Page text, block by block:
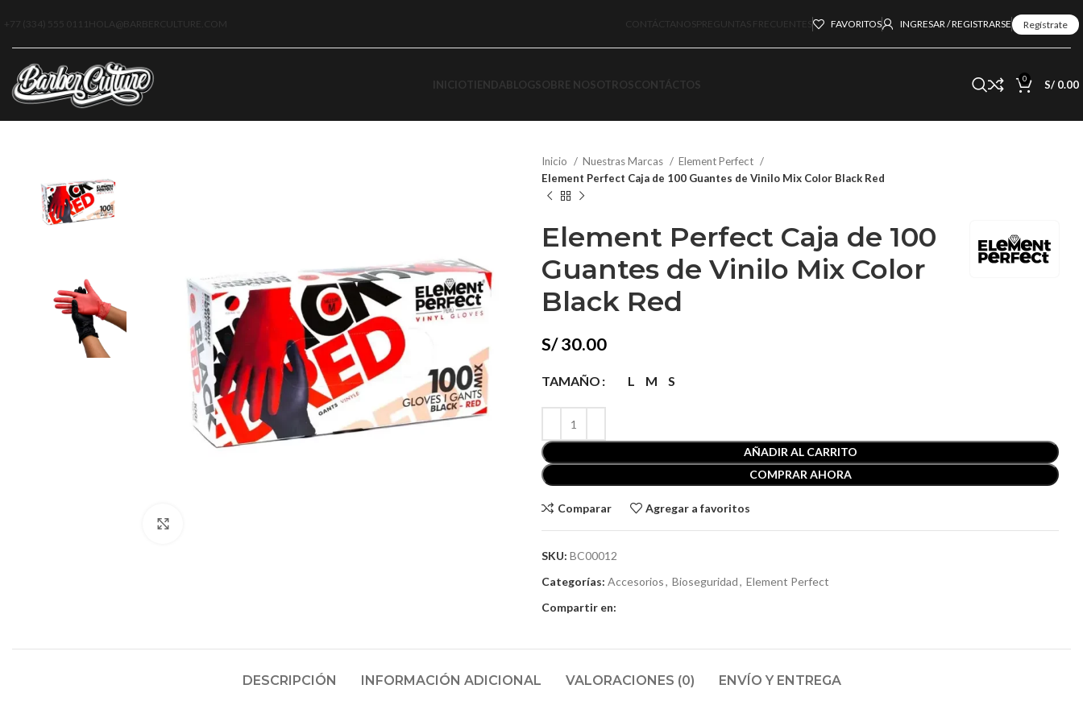
+77 (334) 555 0111 HOLA@BARBERCULTURE.COM CONTÁCTANOS PREGUNTAS FRECUENTES FAVORITOS INGRESAR / REGISTRARSE Regístrate
INICIOTIENDABLOGSOBRE NOSOTROSCONTÁCTOS 0 S/ 0.00
Inicio Nuestras Marcas
Element Perfect
Element Perfect Caja de 100 Guantes de Vinilo Mix Color Black Red
Element Perfect Caja de 100
Guantes de Vinilo Mix Color
Black Red
S/30.00
TAMAÑO L M S
AÑADIR AL CARRITO
COMPRAR AHORA
Comparar Agregar a favoritos
SKU: BC00012
Categorías: Accesorios, Bioseguridad, Element Perfect
Compartir en:
DESCRIPCIÓN INFORMACIÓN ADICIONAL VALORACIONES (0) ENVÍO Y ENTREGA